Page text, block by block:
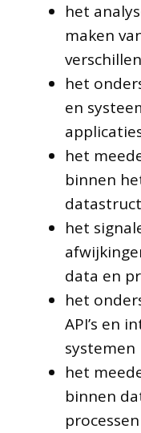
het
maken
het
en
het
binnen
het
data en
het
API’s en
systemen
het
binnen
processen